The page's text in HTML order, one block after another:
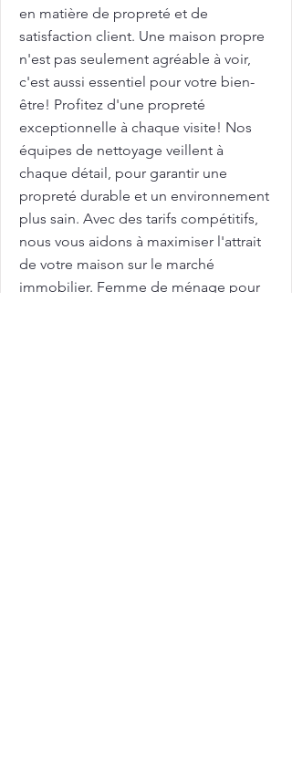
en matière de propreté et de
satisfaction client. Une maison propre
n'est pas seulement agréable à voir,
c'est aussi essentiel pour votre bien-
être! Profitez d'une propreté
exceptionnelle à chaque visite! Nos
équipes de nettoyage veillent à
chaque détail, pour garantir une
propreté durable et un environnement
plus sain. Avec des tarifs compétitifs,
nous vous aidons à maximiser l'attrait
de votre maison sur le marché
immobilier. Femme de ménage pour